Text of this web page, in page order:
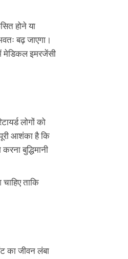
होने या
बढ़ जाएगा।
मेडिकल इमरजेंसी
लोगों को
आशंका है कि
बुद्धिमानी
ताकि
का जीवन लंबा